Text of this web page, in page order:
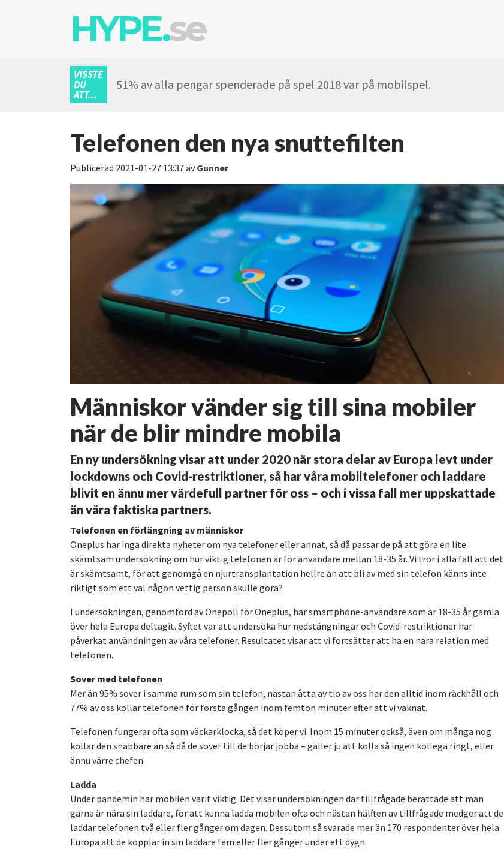
HYPE.se
VISSTE
DU
ATT...
51% av alla pengar spenderade på spel 2018 var på mobilspel.
Telefonen den nya snuttefilten
Publicerad 2021-01-27 13:37avGunner
Människor vänder sig till sina mobiler
när de blir mindre mobila
En ny undersökning visar att under 2020 när stora delar av Europa levt under
lockdowns och Covid-restriktioner, så har våra mobiltelefoner och laddare
blivit en ännu mer värdefull partner för oss – och i vissa fall mer uppskattade
än våra faktiska partners.
Telefonen en förlängning av människor
Oneplus har inga direkta nyheter om nya telefoner eller annat, så då passar de på att göra en lite
skämtsam undersökning om hur viktig telefonen är för användare mellan 18-35 år. Vi tror i alla fall att det
är skämtsamt, för att genomgå en njurtransplantation hellre än att bli av med sin telefon känns inte
riktigt som ett val någon vettig person skulle göra?
I undersökningen, genomförd av Onepoll för Oneplus, har smartphone-användare som är 18-35 år gamla
över hela Europa deltagit. Syftet var att undersöka hur nedstängningar och Covid-restriktioner har
påverkat användningen av våra telefoner. Resultatet visar att vi fortsätter att ha en nära relation med
telefonen.
Sover med telefonen
Mer än 95% sover i samma rum som sin telefon, nästan åtta av tio av oss har den alltid inom räckhåll och
77% av oss kollar telefonen för första gången inom femton minuter efter att vi vaknat.
Telefonen fungerar ofta som väckarklocka, så det köper vi. Inom 15 minuter också, även om många nog
kollar den snabbare än så då de sover till de börjar jobba – gäller ju att kolla så ingen kollega ringt, eller
ännu värre chefen.
Ladda
Under pandemin har mobilen varit viktig. Det visar undersökningen där tillfrågade berättade att man
gärna är nära sin laddare, för att kunna ladda mobilen ofta och nästan hälften av tillfrågade medger att de
laddar telefonen två eller fler gånger om dagen. Dessutom så svarade mer än 170 respondenter över hela
Europa att de kopplar in sin laddare fem eller fler gånger under ett dygn.